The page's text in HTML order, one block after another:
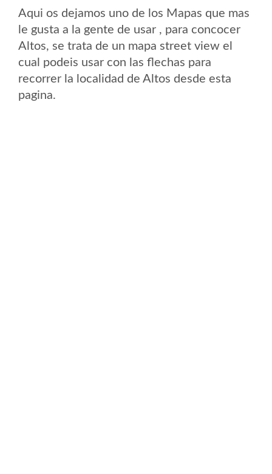
Aqui os dejamos uno de los Mapas que mas
le gusta a la gente de usar , para concocer
Altos, se trata de un mapa street view el
cual podeis usar con las flechas para
recorrer la localidad de Altos desde esta
pagina.